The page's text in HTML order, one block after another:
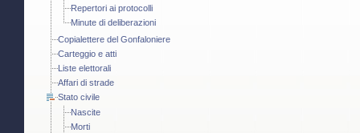
Repertori ai protocolli
Minute di deliberazioni
Copialettere del Gonfaloniere
Carteggio e atti
Liste elettorali
Affari di strade
Stato civile
Nascite
Morti